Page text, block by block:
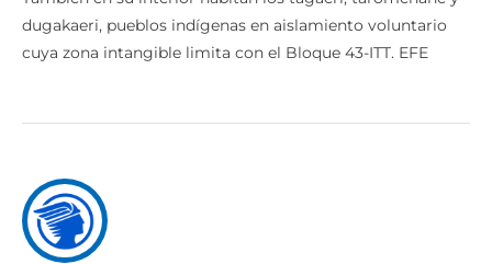
dugakaeri, pueblos indígenas en aislamiento voluntario
cuya zona intangible limita con el Bloque 43-ITT. EFE